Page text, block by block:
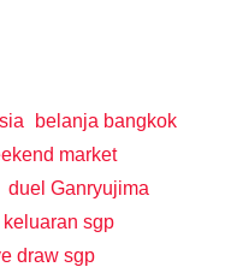
belanja bangkok
market
duel Ganryujima
keluaran sgp
draw sgp